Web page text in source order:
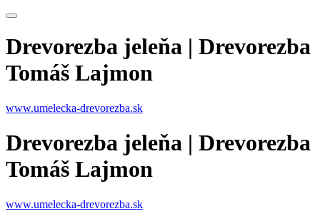
Drevorezba jeleňa | Drevorezba
Tomáš Lajmon
www.umelecka-drevorezba.sk
Drevorezba jeleňa | Drevorezba
Tomáš Lajmon
www.umelecka-drevorezba.sk